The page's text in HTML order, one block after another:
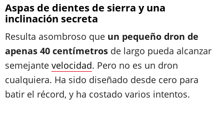
Aspas de dientes de sierra y una
inclinación secreta
Resulta asombroso que un pequeño dron de
apenas 40 centímetros de largo pueda alcanzar
semejante velocidad. Pero no es un dron
cualquiera. Ha sido diseñado desde cero para
batir el récord, y ha costado varios intentos.